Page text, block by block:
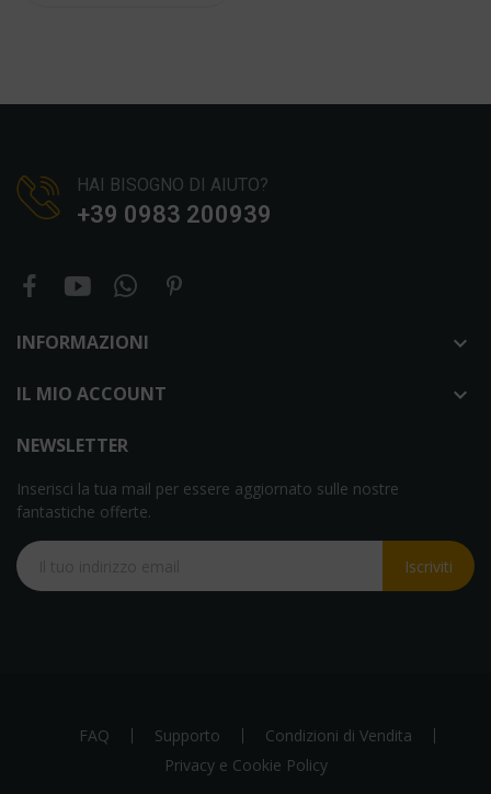
HAI BISOGNO DI AIUTO?
+39 0983 200939
INFORMAZIONI 
IL MIO ACCOUNT 
NEWSLETTER
Inserisci la tua mail per essere aggiornato sulle nostre
fantastiche offerte.
Iscriviti
FAQ Supporto
Condizioni di Vendita
Privacy e Cookie Policy